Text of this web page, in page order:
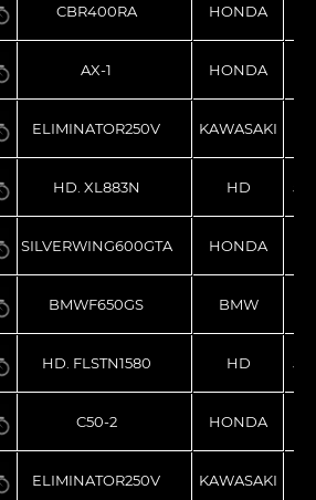
CBR400RA HONDA
AX-1 HONDA
ELIMINATOR250V KAWASAKI
HD. XL883N HD
SILVERWING600GTA HONDA
BMWF650GS BMW
HD. FLSTN1580 HD
C50-2 HONDA
ELIMINATOR250V KAWASAKI